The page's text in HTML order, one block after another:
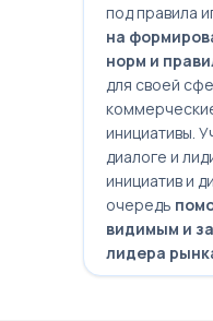
под правила
на
норм и
для своей
инициативы.
диалоге и
инициатив и
очередь
видимым и
лидера